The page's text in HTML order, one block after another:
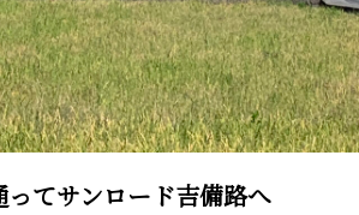
てサンロード吉備路へ